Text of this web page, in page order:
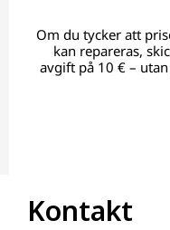
Om du tycker att
kan repareras,
avgift på 10 € –
Kontakt